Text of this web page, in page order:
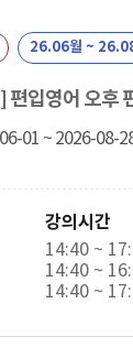
26.06월 ~
편입영어 오후
01 ~ 2026-08-
강의시간
14:40 ~
14:40 ~
14:40 ~